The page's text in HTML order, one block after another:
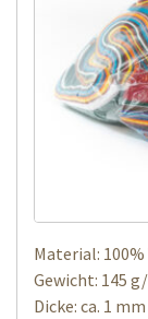
Material: 100%
Gewicht: 145
Dicke: ca. 1 mm